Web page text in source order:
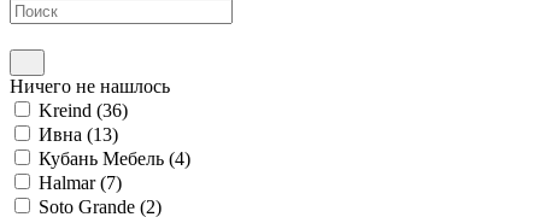
Ничего не нашлось
Kreind (36)
Ивна (13)
Кубань Мебель (4)
Halmar (7)
Soto Grande (2)